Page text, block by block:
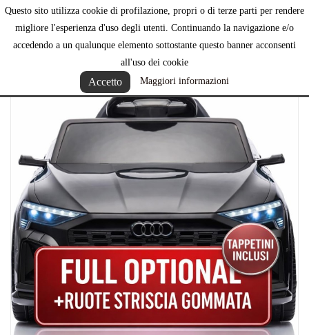
Questo sito utilizza cookie di profilazione, propri o di terze parti per rendere
migliore l'esperienza d'uso degli utenti. Continuando la navigazione e/o
accedendo a un qualunque elemento sottostante questo banner acconsenti
all'uso dei cookie
Accetto Maggiori informazioni
